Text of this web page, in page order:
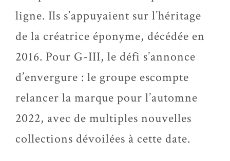
ligne. Ils s’appuyaient sur l’héritage
de la créatrice éponyme, décédée en
2016. Pour G-III, le défi s’annonce
d’envergure : le groupe escompte
relancer la marque pour l’automne
2022, avec de multiples nouvelles
collections dévoilées à cette date.